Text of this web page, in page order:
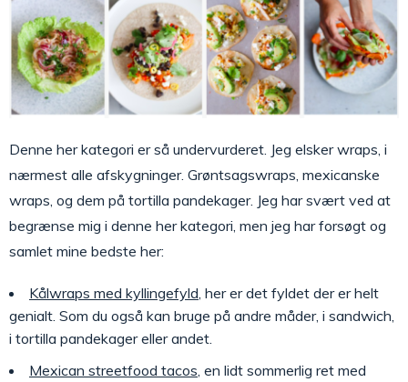
Denne her kategori er så undervurderet. Jeg elsker wraps, i
nærmest alle afskygninger. Grøntsagswraps, mexicanske
wraps, og dem på tortilla pandekager. Jeg har svært ved at
begrænse mig i denne her kategori, men jeg har forsøgt og
samlet mine bedste her:
Kålwraps med kyllingefyld, her er det fyldet der er helt
genialt. Som du også kan bruge på andre måder, i sandwich,
i tortilla pandekager eller andet.
Mexican streetfood tacos, en lidt sommerlig ret med